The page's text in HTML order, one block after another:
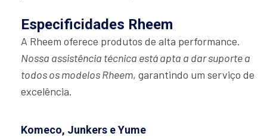
Especificidades Rheem
A Rheem oferece produtos de alta performance.
Nossa assistência técnica está apta a dar suporte a
todos os modelos Rheem, garantindo um serviço de
excelência.
Komeco, Junkers e Yume